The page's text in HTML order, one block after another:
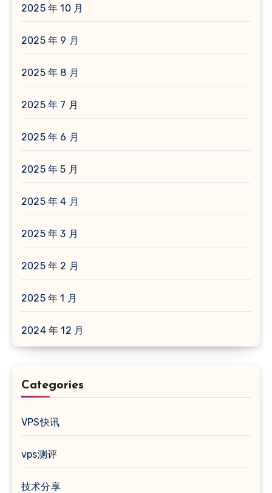
2025 年 10 月
2025 年 9 月
2025 年 8 月
2025 年 7 月
2025 年 6 月
2025 年 5 月
2025 年 4 月
2025 年 3 月
2025 年 2 月
2025 年 1 月
2024 年 12 月
Categories
VPS快讯
vps测评
技术分享